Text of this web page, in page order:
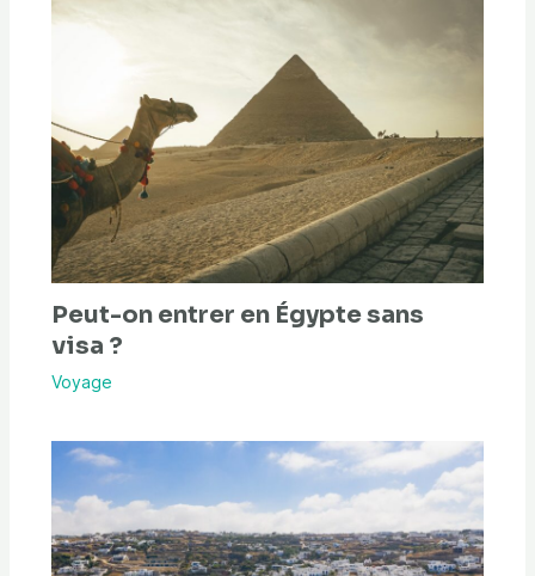
Peut-on entrer en Égypte sans
visa ?
Voyage